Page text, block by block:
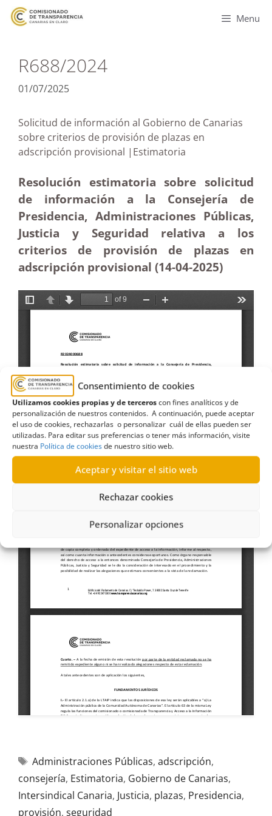
Consentimiento de cookies
Utilizamos cookies propias y de terceroscon fines analíticos y de
personalización de nuestros contenidos. A continuación, puede aceptar
el uso de cookies, rechazarlas o personalizar cuál de ellas pueden ser
utilizadas. Para editar sus preferencias o tener más información, visite
nuestra Política de cookiesde nuestro sitio web.
Aceptar y visitar el sitio web
Rechazar cookies
Personalizar opciones
Menu
R688/2024
01/07/2025
Solicitud de información al Gobierno de Canarias
sobre criterios de provisión de plazas en
adscripción provisional |Estimatoria
Resolución estimatoria sobre solicitud
de información a la Consejería de
Presidencia, Administraciones Públicas,
Justicia y Seguridad relativa a los
criterios de provisión de plazas en
adscripción provisional (14-04-2025)
Administraciones Públicas, adscripción,
consejería, Estimatoria, Gobierno de Canarias,
Intersindical Canaria, Justicia, plazas, Presidencia,
provisión, seguridad